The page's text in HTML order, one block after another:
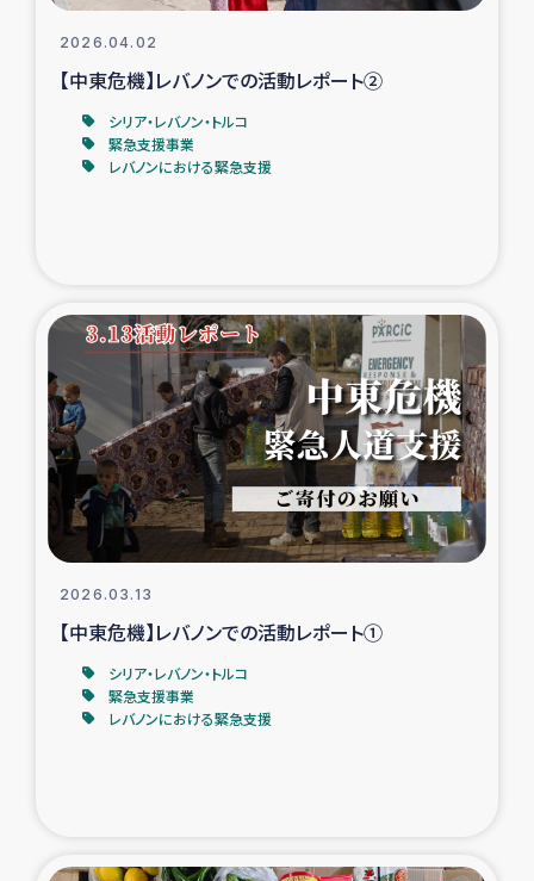
トルコにおけるシリア難民支援事業
インドネシア中部 スラウェシの地震・津波被災者支援
スリランカ ムライティブ県帰還民の生活再建支援
スリランカ南部洪水被災者支援
スリランカの南北女性をつなぐサリー・リサイクル・プロ
ジェクト
復興支援事業
民際教育事業
ガザ人道支援
ミャンマー緊急支援
2026.04.02
【中東危機】レバノンでの活動レポート②
シリア・レバノン・トルコ
緊急支援事業
レバノンにおける緊急支援
2026.03.13
【中東危機】レバノンでの活動レポート①
シリア・レバノン・トルコ
緊急支援事業
レバノンにおける緊急支援